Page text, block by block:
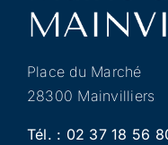
Place du Marché
28300 Mainvilliers
Tél. : 02 37 18 56